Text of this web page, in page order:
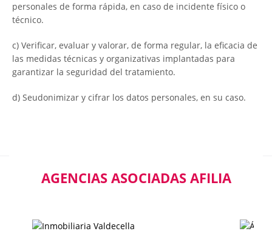
personales de forma rápida, en caso de incidente físico o
técnico.
c) Verificar, evaluar y valorar, de forma regular, la eficacia de
las medidas técnicas y organizativas implantadas para
garantizar la seguridad del tratamiento.
d) Seudonimizar y cifrar los datos personales, en su caso.
AGENCIAS ASOCIADAS AFILIA